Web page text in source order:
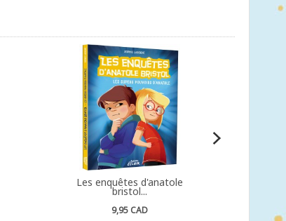
Les enquêtes d'anatole
bristol...
9,95 CAD